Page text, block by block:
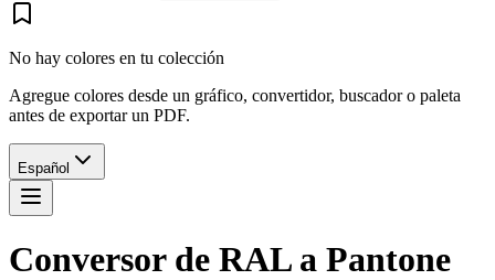
No hay colores en tu colección
Agregue colores desde un gráfico, convertidor, buscador o paleta
antes de exportar un PDF.
Español
Conversor de RAL a Pantone